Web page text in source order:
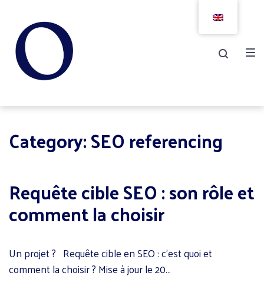
main
navigation
content
footer
Category:SEO referencing
Requête cible SEO : son rôle et
comment la choisir
Un projet ? Requête cible en SEO : c’est quoi et
comment la choisir ? Mise à jour le 20…